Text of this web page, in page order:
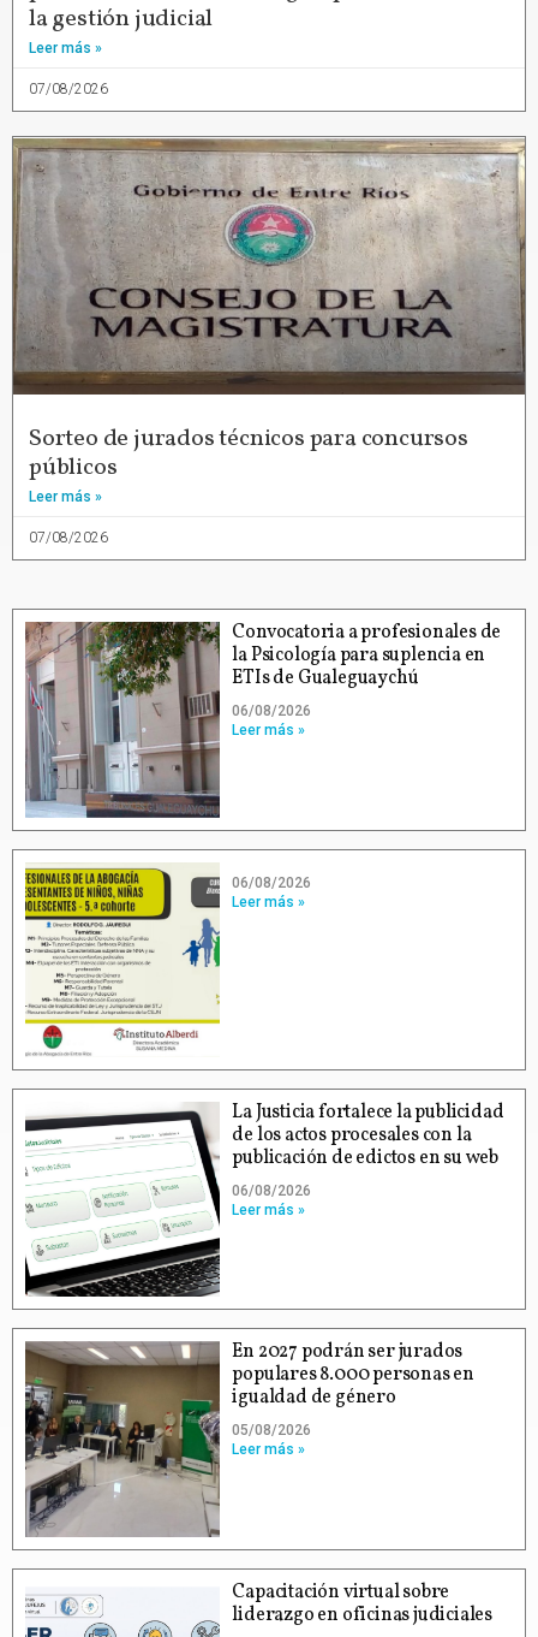
la gestión judicial
Leer más »
07/08/2026
Sorteo de jurados técnicos para concursos
públicos
Leer más »
07/08/2026
Convocatoria a profesionales de
la Psicología para suplencia en
ETIs de Gualeguaychú
06/08/2026
Leer más »
06/08/2026
Leer más »
La Justicia fortalece la publicidad
de los actos procesales con la
publicación de edictos en su web
06/08/2026
Leer más »
En 2027 podrán ser jurados
populares 8.000 personas en
igualdad de género
05/08/2026
Leer más »
Capacitación virtual sobre
liderazgo en oficinas judiciales